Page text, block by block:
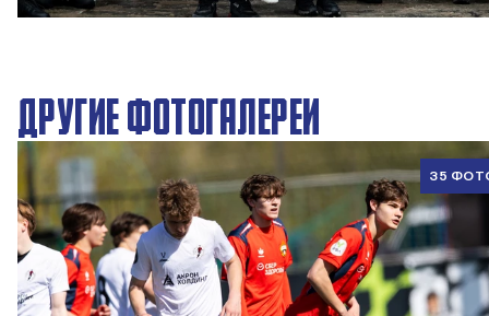
27 ДЕКАБРЯ 2025 09:00
ДРУГИЕ ФОТОГАЛЕРЕИ
35